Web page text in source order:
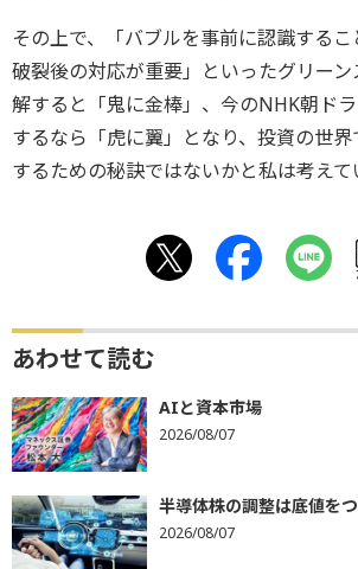
その上で、「バブルを事前に認識するこ
破裂後の対応が重要」といったグリー
解すると「鬼に金棒」、今のNHK朝ド
するなら「虎に翼」となり、投資の世
するための秘訣ではないかと私は考えて
あわせて読む
AIと資本市場
2026/08/07
半導体株の調整は底値を
2026/08/07